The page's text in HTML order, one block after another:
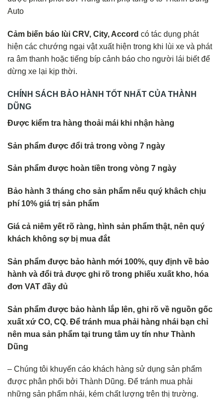
Auto
Cảm biến báo lùi CRV, City, Accord có tác dụng phát
hiện các chướng ngại vật xuất hiện trong khi lùi xe và phát
ra âm thanh hoặc tiếng bíp cảnh báo cho người lái biết để
dừng xe lại kịp thời.
CHÍNH SÁCH BẢO HÀNH TỐT NHẤT CỦA THÀNH
DŨNG
Được kiểm tra hàng thoải mái khi nhận hàng
Sản phẩm được đổi trả trong vòng 7 ngày
Sản phẩm được hoàn tiền trong vòng 7 ngày
Bảo hành 3 tháng cho sản phẩm nếu quý khâch chịu
phí 10% giá trị sản phẩm
Giá cả niêm yết rõ ràng, hình sản phẩm thật, nên quý
khách không sợ bị mua đắt
Sản phẩm được bảo hành mới 100%, quy định về bảo
hành và đổi trả được ghi rõ trong phiếu xuất kho, hóa
đơn VAT đầy đủ
Sản phẩm được bảo hành lắp lên, ghi rõ về nguồn gốc
xuất xứ CO, CQ. Để tránh mua phải hàng nhái bạn chỉ
nên mua sản phẩm tại trung tâm uy tín như Thành
Dũng
– Chúng tôi khuyến cáo khách hàng sử dụng sản phẩm
được phân phối bởi Thành Dũng. Để tránh mua phải
những sản phẩm nhái, kém chất lượng trên thị trường.